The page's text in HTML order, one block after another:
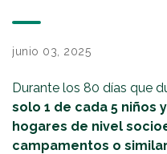
junio 03, 2025
Durante los 80 días que
solo 1 de cada 5 niños
hogares de nivel
campamentos o